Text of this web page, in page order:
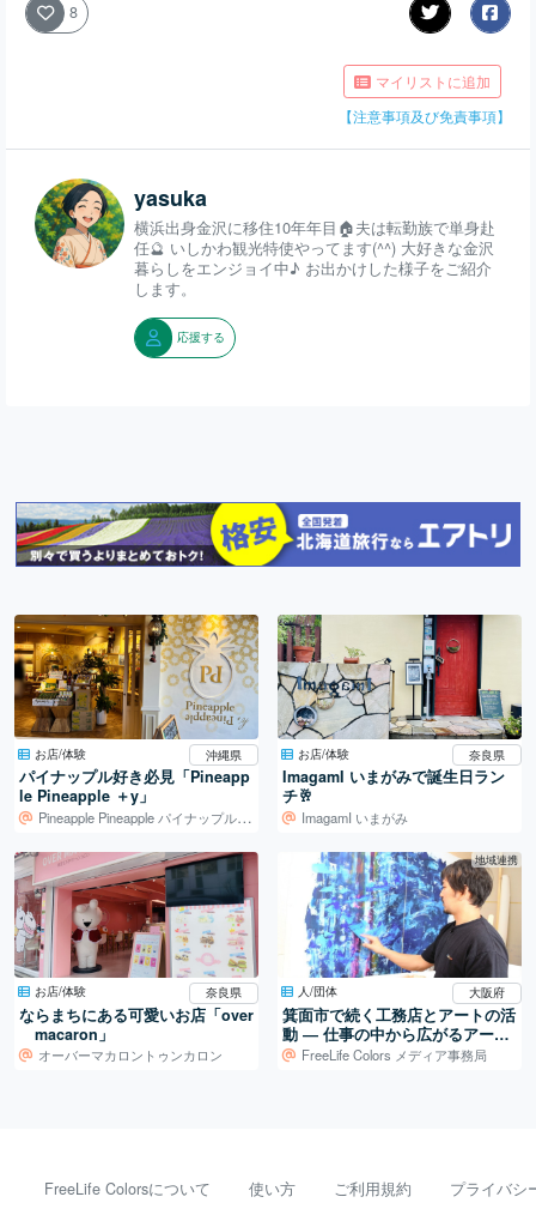
8
マイリストに追加
【注意事項及び免責事項】
yasuka
横浜出身金沢に移住10年年目🏠夫は転勤族で単身赴
任🔮 いしかわ観光特使やってます(^^) 大好きな金沢
暮らしをエンジョイ中♪ お出かけした様子をご紹介
します。
応援する
お店/体験 沖縄県
パイナップル好き必見「Pineapp
le Pineapple ＋y」
Pineapple Pineapple パイナップル パイナップル
お店/体験 奈良県
ImagamI いまがみで誕生日ラン
チ🥂
ImagamI いまがみ
お店/体験 奈良県
ならまちにある可愛いお店「over
macaron」
オーバーマカロントゥンカロン
地域連携
人/団体 大阪府
箕面市で続く工務店とアートの活
動 ― 仕事の中から広がるアート
制作FreeLife Colors メディア事務局
FreeLife Colorsについて 使い方 ご利用規約 プライバシ